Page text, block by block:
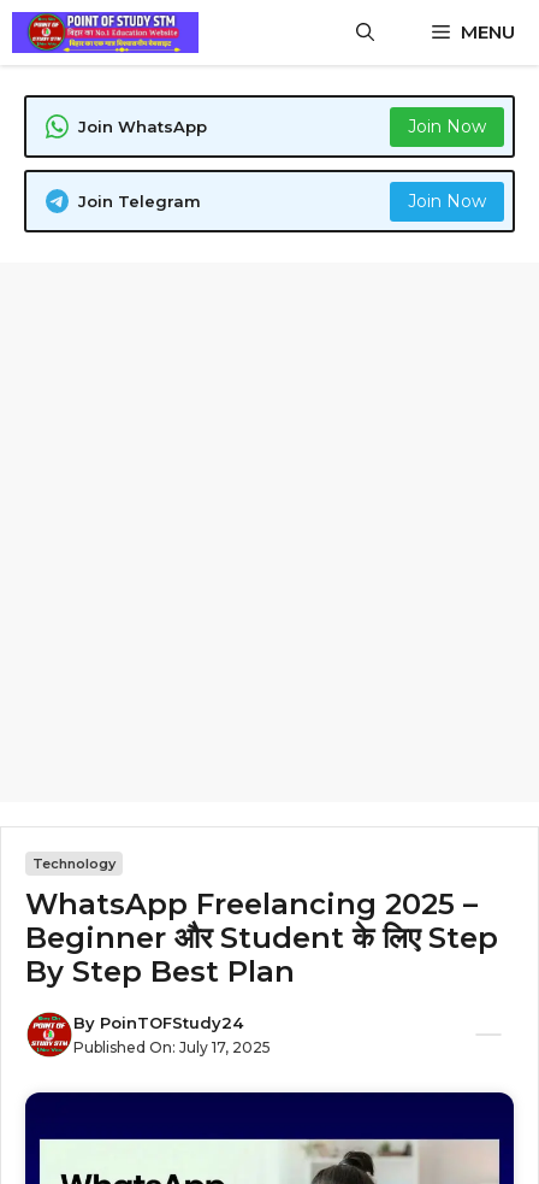
Skip
content
MENU
Join WhatsApp Join Now
Join Telegram Join Now
Technology
WhatsApp Freelancing 2025 –
Beginner और Student के लिए Step
By Step Best Plan
By PoinTOFStudy24
Published On: July 17, 2025